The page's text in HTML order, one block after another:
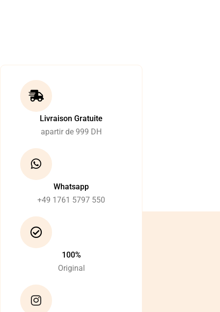
Livraison Gratuite
apartir de 999 DH
Whatsapp
+49 1761 5797 550
100%
Original